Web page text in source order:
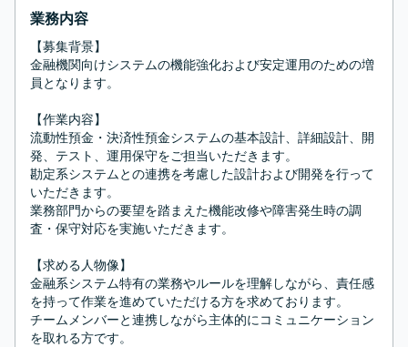
業務内容
【募集背景】
金融機関向けシステムの機能強化および安定運用のための増
員となります。
【作業内容】
流動性預金・決済性預金システムの基本設計、詳細設計、開
発、テスト、運用保守をご担当いただきます。
勘定系システムとの連携を考慮した設計および開発を行って
いただきます。
業務部門からの要望を踏まえた機能改修や障害発生時の調
査・保守対応を実施いただきます。
【求める人物像】
金融系システム特有の業務やルールを理解しながら、責任感
を持って作業を進めていただける方を求めております。
チームメンバーと連携しながら主体的にコミュニケーション
を取れる方です。